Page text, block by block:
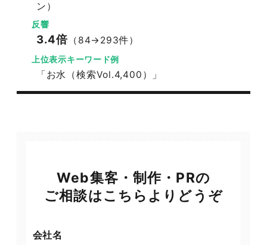
ン）
反響
3.4倍 （84→293件）
上位表示キーワード例
「お水（検索Vol.4,400）」
Web集客・制作・PRの
ご相談はこちらよりどうぞ
会社名